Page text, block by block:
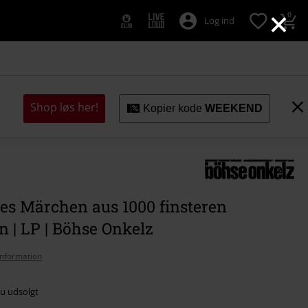
×
Log ind 0
Shop løs her! Kopier kode WEEKEND
Märchen aus 1000 finsteren
| LP | Böhse Onkelz
udsolgt